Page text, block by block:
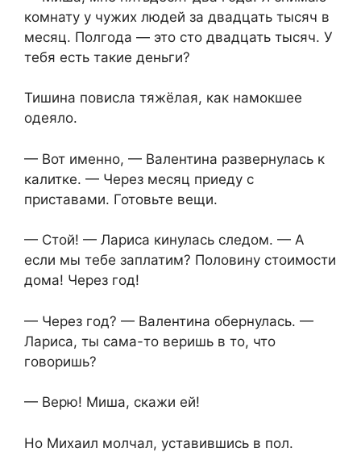
комнату у чужих людей за двадцать тысяч в
месяц. Полгода — это сто двадцать тысяч. У
тебя есть такие деньги?
Тишина повисла тяжёлая, как намокшее
одеяло.
— Вот именно, — Валентина развернулась к
калитке. — Через месяц приеду с
приставами. Готовьте вещи.
— Стой! — Лариса кинулась следом. — А
если мы тебе заплатим? Половину стоимости
дома! Через год!
— Через год? — Валентина обернулась. —
Лариса, ты сама-то веришь в то, что
говоришь?
— Верю! Миша, скажи ей!
Но Михаил молчал, уставившись в пол.